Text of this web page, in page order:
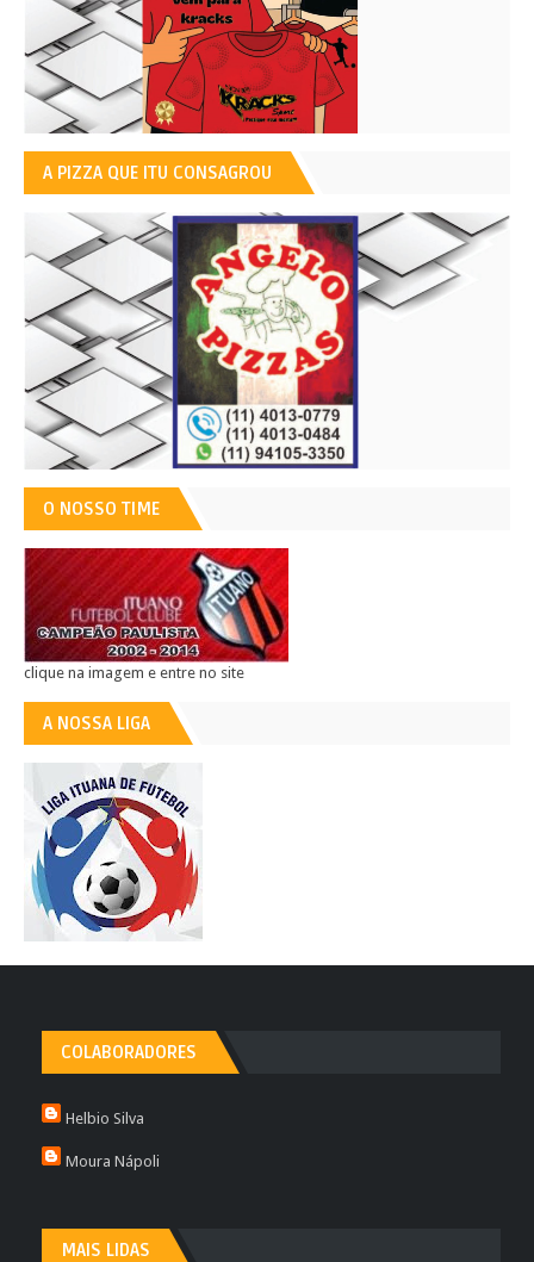
A PIZZA QUE ITU CONSAGROU
O NOSSO TIME
clique na imagem e entre no site
A NOSSA LIGA
COLABORADORES
Helbio Silva
Moura Nápoli
MAIS LIDAS